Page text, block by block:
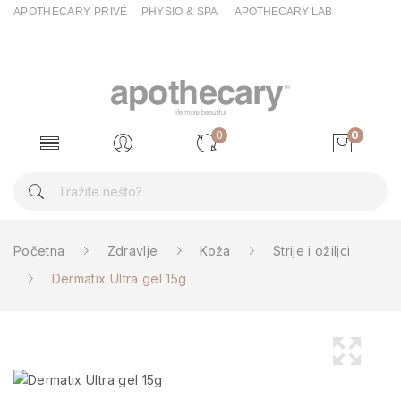
APOTHECARY PRIVÉ PHYSIO & SPA APOTHECARY LAB
0 0
Početna Zdravlje Koža
Strije i ožiljci
Dermatix Ultra gel 15g